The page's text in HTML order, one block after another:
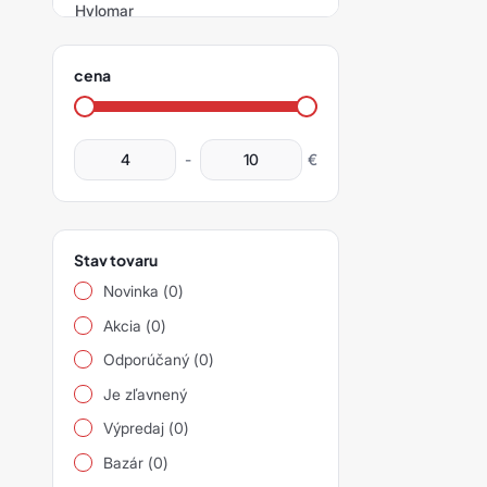
sianet
siapro
siarad
siarol
siaspeed
siasponge
siastrip
siawat
Montážne materiály
doštičky
Príslušenstvo
Disperze Molykote
Hylomar
filter
produktov
cena
- €
Stav tovaru
Novinka (0)
Akcia (0)
Odporúčaný (0)
Je zľavnený
Výpredaj (0)
Bazár (0)